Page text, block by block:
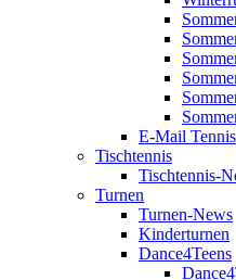
E-Mail Tennis
Tischtennis
Tischtennis-
Turnen
Turnen-News
Kinderturnen
Dance4Teens